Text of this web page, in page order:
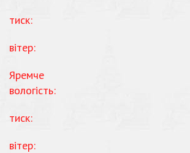
тиск:
вітер:
Яремче
вологість:
тиск:
вітер: